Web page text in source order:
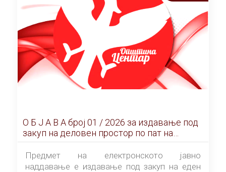
О Б Ј А В А брoj 01 / 2026 за издавање под
закуп на деловен простор по пат на
ЕЛЕКТРОНСКО ЈАВНО НАДДАВАЊЕ
Предмет на електронското јавно
наддавање е издавање под закуп на еден